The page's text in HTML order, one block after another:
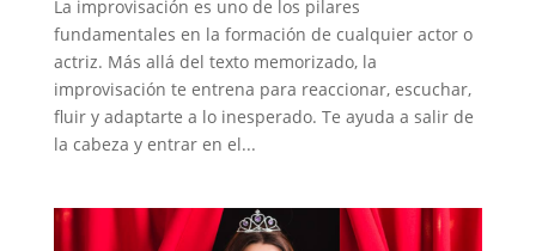
La improvisación es uno de los pilares
fundamentales en la formación de cualquier actor o
actriz. Más allá del texto memorizado, la
improvisación te entrena para reaccionar, escuchar,
fluir y adaptarte a lo inesperado. Te ayuda a salir de
la cabeza y entrar en el...